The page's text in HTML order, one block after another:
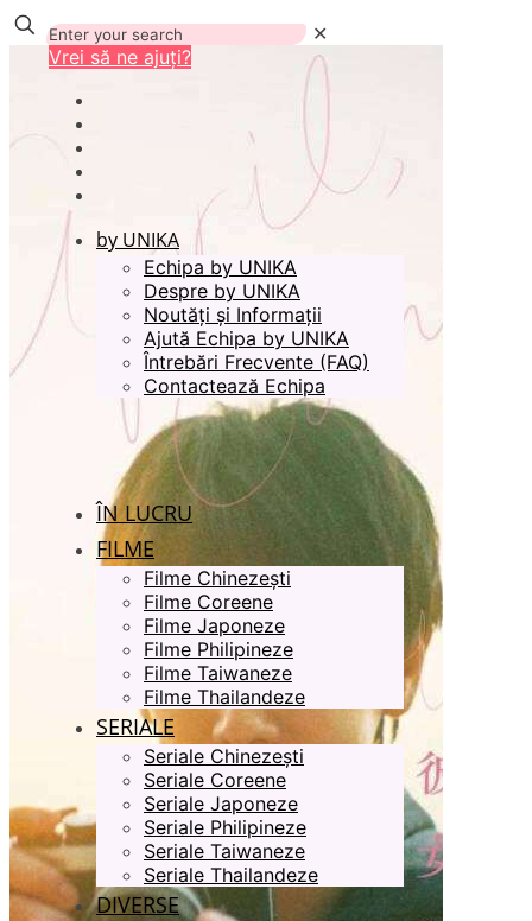
✕
Vrei să ne ajuți?
by UNIKA
Echipa by UNIKA
Despre by UNIKA
Noutăți și Informații
Ajută Echipa by UNIKA
Întrebări Frecvente (FAQ)
Contactează Echipa
ÎN LUCRU
FILME
Filme Chinezești
Filme Coreene
Filme Japoneze
Filme Philipineze
Filme Taiwaneze
Filme Thailandeze
SERIALE
Seriale Chinezești
Seriale Coreene
Seriale Japoneze
Seriale Philipineze
Seriale Taiwaneze
Seriale Thailandeze
DIVERSE